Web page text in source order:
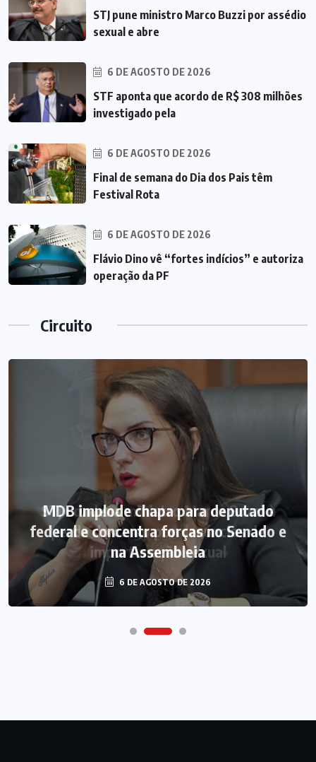
STJ pune ministro Marco Buzzi por assédio
sexual e abre
6 DE AGOSTO DE 2026
STF aponta que acordo de R$ 308 milhões
investigado pela
6 DE AGOSTO DE 2026
Final de semana do Dia dos Pais têm
Festival Rota
6 DE AGOSTO DE 2026
Flávio Dino vê “fortes indícios” e autoriza
operação da PF
Circuito
MDB implode chapa para deputado
federal e concentra forças no Senado e
na Assembleia
6 DE AGOSTO DE 2026